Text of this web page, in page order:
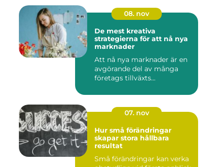
08. nov
De mest kreativa
strategierna för att nå nya
marknader
Att nå nya marknader är en
avgörande del av många
företags tillväxts...
07. nov
Hur små förändringar
skapar stora hållbara
resultat
Små förändringar kan verka